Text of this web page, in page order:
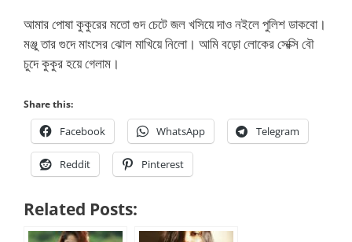
আমার পোষা কুকুরের মতো গুদ চেটে জল খসিয়ে দাও নইলে পুলিশ ডাকবো।
মঞ্জু তার গুদে মাংসের ঝোল মাখিয়ে নিলো। আমি বড়ো লোকের সেক্সি বৌ
চুদে কুকুর হয়ে গেলাম।
Share this:
Facebook WhatsApp Telegram
Reddit Pinterest
Related Posts: